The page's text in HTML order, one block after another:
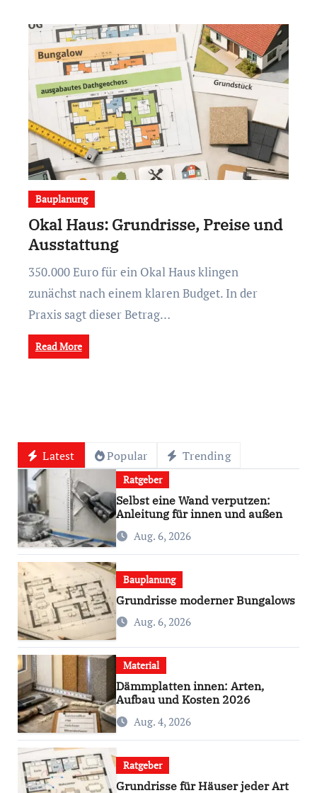
Bauplanung
Okal Haus: Grundrisse, Preise und
Ausstattung
350.000 Euro für ein Okal Haus klingen
zunächst nach einem klaren Budget. In der
Praxis sagt dieser Betrag…
Read More
Latest Popular Trending
Ratgeber
Selbst eine Wand verputzen:
Anleitung für innen und außen
Aug. 6, 2026
Bauplanung
Grundrisse moderner Bungalows
Aug. 6, 2026
Material
Dämmplatten innen: Arten,
Aufbau und Kosten 2026
Aug. 4, 2026
Ratgeber
Grundrisse für Häuser jeder Art